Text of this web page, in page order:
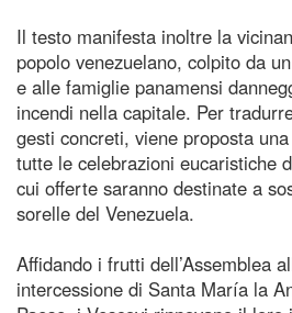
Il testo manifesta inoltre la
popolo venezuelano, colpito da
e alle famiglie panamensi
incendi nella capitale. Per
gesti concreti, viene proposta
tutte le celebrazioni eucaristiche
cui offerte saranno destinate a
sorelle del Venezuela.
Affidando i frutti dell’Assemblea
intercessione di Santa María la